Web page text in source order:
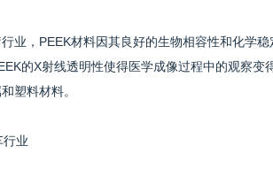
业，PEEK材料因其良好的生物相容性和化学
的X射线透明性使得医学成像过程中的观察
塑料材料。
行业